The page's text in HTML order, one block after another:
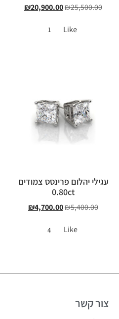
₪25,500.00
₪20,900.00
Like
1
עגילי יהלום פרינסס צמודים
0.80ct
₪5,400.00
₪4,700.00
Like
4
צור קשר